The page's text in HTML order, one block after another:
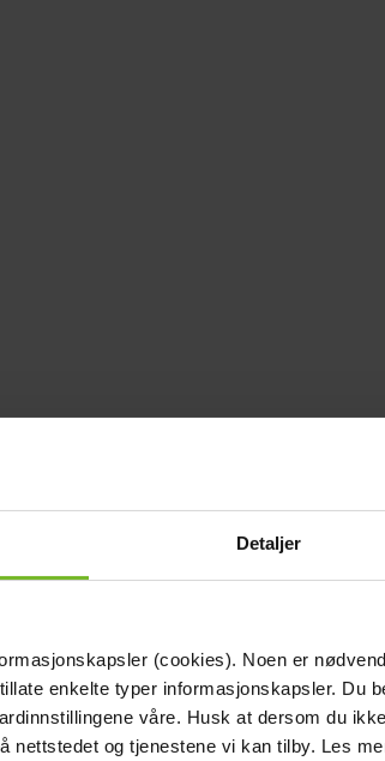
Detaljer
(cookies). Noen er
enkelte typer informasjonskapsler. Du
våre. Husk at dersom du
nettstedet og tjenestene vi kan tilby. Les